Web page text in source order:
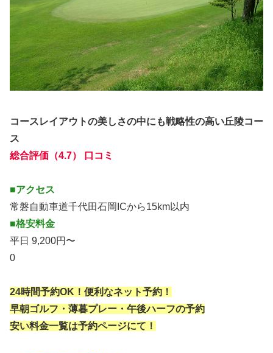
コースレイアウトの美しさの中にも戦略性の高い丘陵コー
ス
総合評価（4.7） 口コミ
■アクセス
常磐自動車道千代田石岡ICから15km以内
■格安料金
平日 9,200円〜
0
24時間予約OK！便利なネット予約！
早朝ゴルフ・薄暮プレー・午後ハーフの予約
安い料金一覧は予約ページにて！